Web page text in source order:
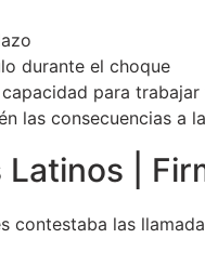
durante el choque
para
las consecuencias a
|
las